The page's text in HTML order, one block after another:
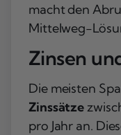
macht den
Mittelweg-
Zinsen
Die meisten
Zinssätze
pro Jahr an.